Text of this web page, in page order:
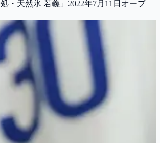
・天然氷 若義」2022年7月11日オープ